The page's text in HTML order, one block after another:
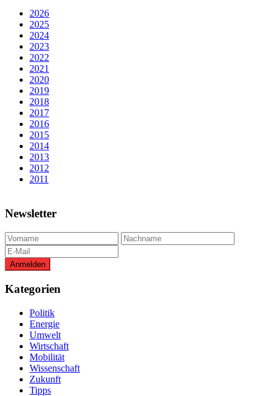
2026
2025
2024
2023
2022
2021
2020
2019
2018
2017
2016
2015
2014
2013
2012
2011
Newsletter
Kategorien
Politik
Energie
Umwelt
Wirtschaft
Mobilität
Wissenschaft
Zukunft
Tipps